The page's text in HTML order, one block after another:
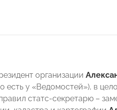
организации
есть у «Ведомостей»), в
статс-секретарю –